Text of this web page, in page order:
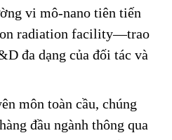
vi mô-nano tiên tiến
radiation facility—trao
đa dạng của đối tác và
môn toàn cầu, chúng
đầu ngành thông qua